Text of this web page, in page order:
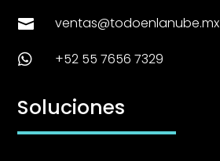
 ventas@todoenlanube.mx
 +52 55 7656 7329
Soluciones